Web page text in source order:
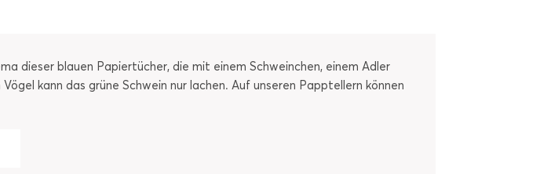
dieser blauen Papiertücher, die mit einem Schweinchen, einem Adler
kann das grüne Schwein nur lachen. Auf unseren Papptellern können